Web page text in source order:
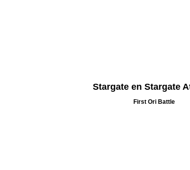
Stargate en Stargate
First Ori Battle